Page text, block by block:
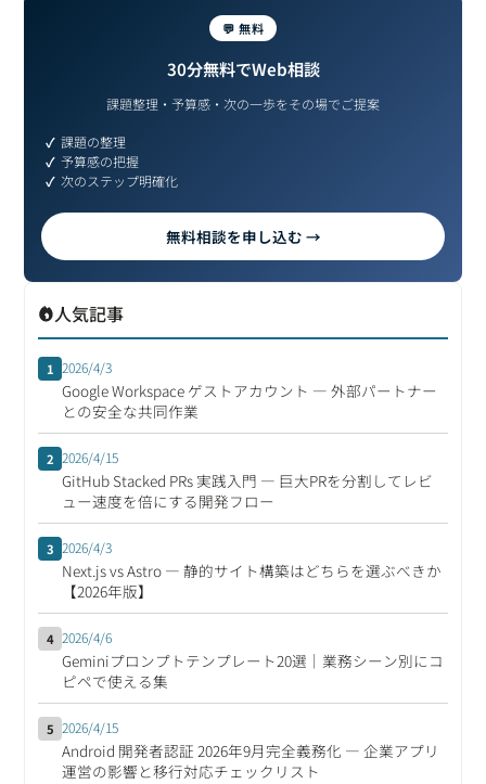
💬 無料
30分無料でWeb相談
課題整理・予算感・次の一歩をその場でご提案
課題の整理
予算感の把握
次のステップ明確化
無料相談を申し込む →
人気記事
1 2026/4/3
Google Workspace ゲストアカウント ― 外部パートナー
との安全な共同作業
2 2026/4/15
GitHub Stacked PRs 実践入門 ― 巨大PRを分割してレビ
ュー速度を倍にする開発フロー
3 2026/4/3
Next.js vs Astro ― 静的サイト構築はどちらを選ぶべきか
【2026年版】
4 2026/4/6
Geminiプロンプトテンプレート20選｜業務シーン別にコ
ピペで使える集
5 2026/4/15
Android 開発者認証 2026年9月完全義務化 ― 企業アプリ
運営の影響と移行対応チェックリスト